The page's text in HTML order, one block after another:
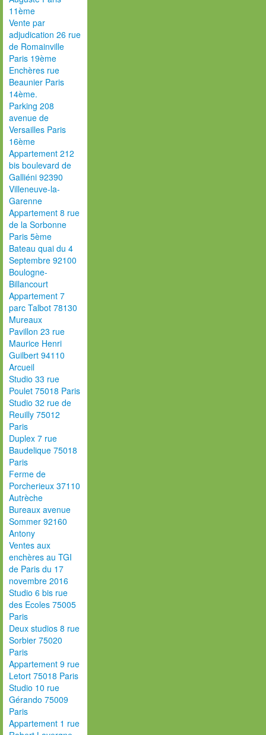
11ème
Vente par
adjudication 26 rue
de Romainville
Paris 19ème
Enchères rue
Beaunier Paris
14ème.
Parking 208
avenue de
Versailles Paris
16ème
Appartement 212
bis boulevard de
Galliéni 92390
Villeneuve-la-
Garenne
Appartement 8 rue
de la Sorbonne
Paris 5ème
Bateau quai du 4
Septembre 92100
Boulogne-
Billancourt
Appartement 7
parc Talbot 78130
Mureaux
Pavillon 23 rue
Maurice Henri
Guilbert 94110
Arcueil
Studio 33 rue
Poulet 75018 Paris
Studio 32 rue de
Reuilly 75012
Paris
Duplex 7 rue
Baudelique 75018
Paris
Ferme de
Porcherieux 37110
Autrèche
Bureaux avenue
Sommer 92160
Antony
Ventes aux
enchères au TGI
de Paris du 17
novembre 2016
Studio 6 bis rue
des Ecoles 75005
Paris
Deux studios 8 rue
Sorbier 75020
Paris
Appartement 9 rue
Letort 75018 Paris
Studio 10 rue
Gérando 75009
Paris
Appartement 1 rue